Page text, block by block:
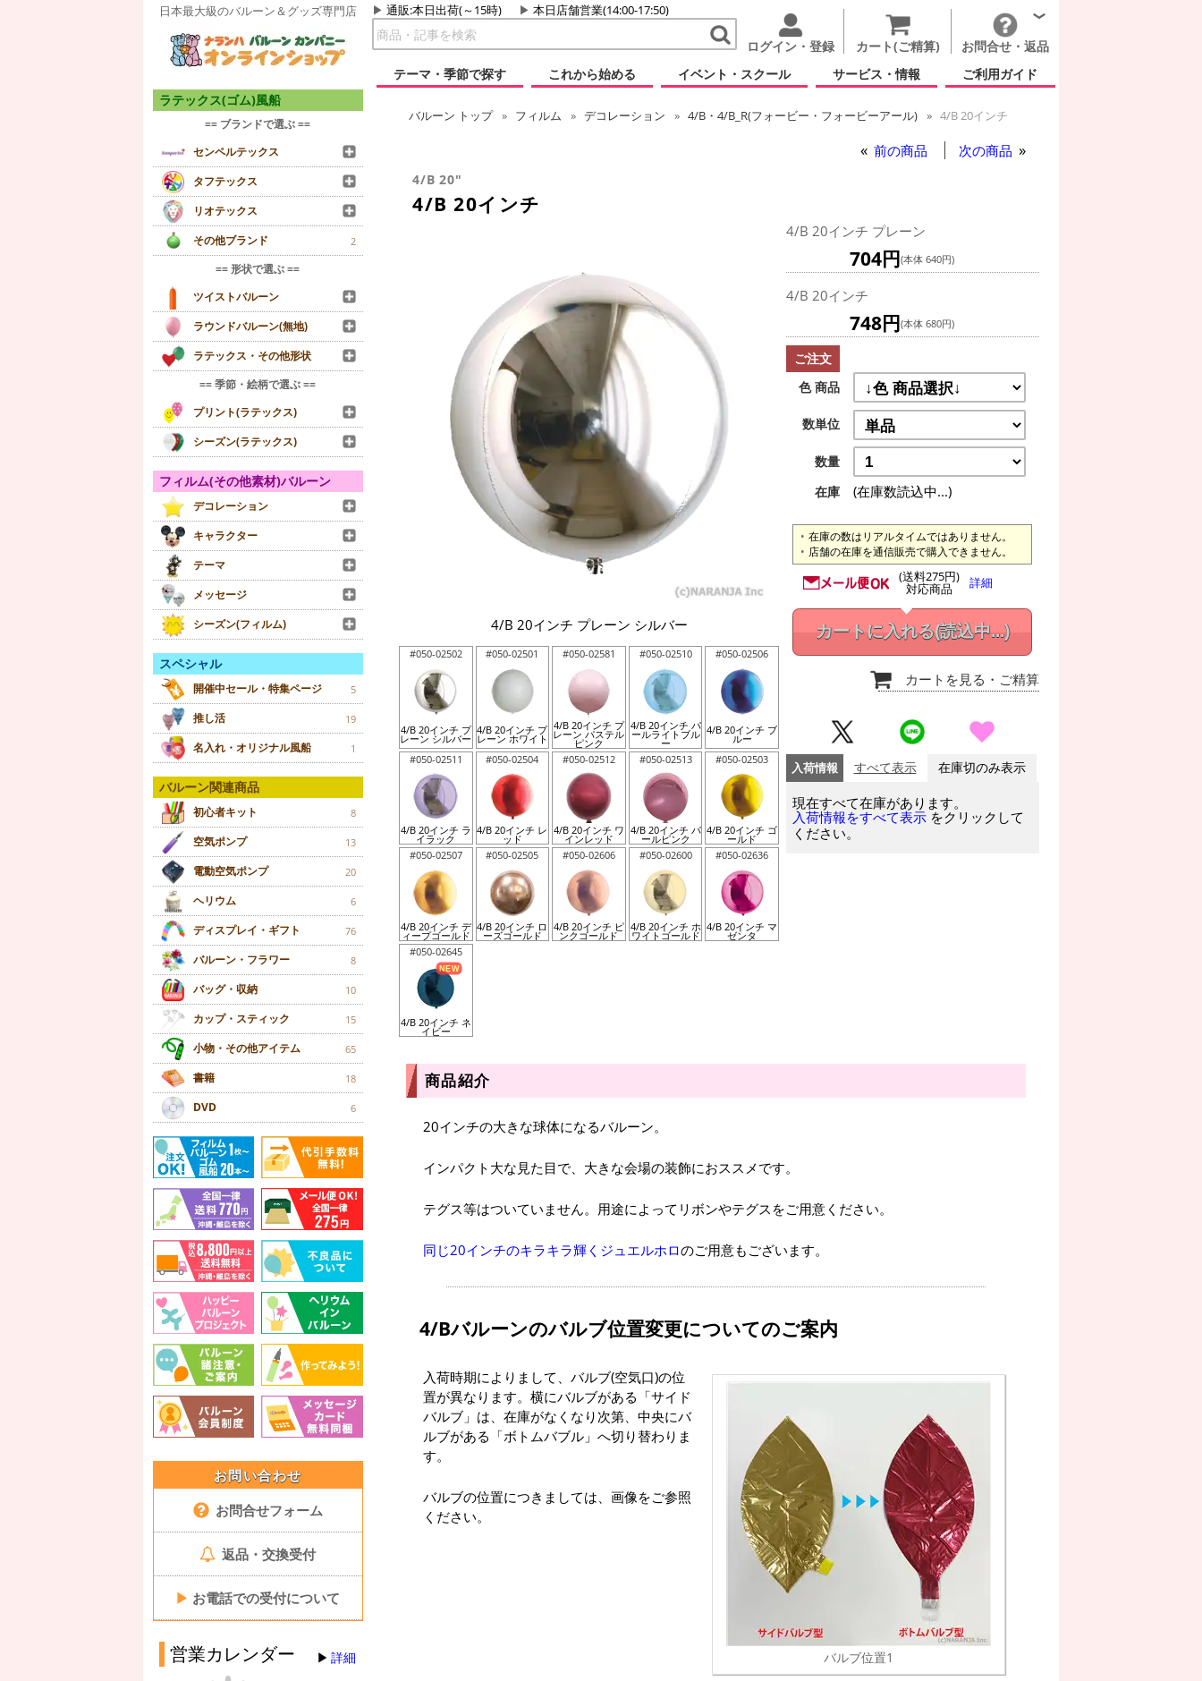
日本最大級のバルーン＆グッズ専門店 通販:本日出荷(～15時) 本日店舗営業(14:00-17:50)
ログイン・登録 カート(ご精算)
お問合せ・返品
テーマ・季節で探す
これから始める イベント・スクール サービス・情報 ご利用ガイド
ラテックス(ゴム)風船
== ブランドで選ぶ ==
センペルテックス
タフテックス
リオテックス
その他ブランド
2
== 形状で選ぶ ==
ツイストバルーン
ラウンドバルーン(無地)
ラテックス・その他形状
== 季節・絵柄で選ぶ ==
プリント(ラテックス)
シーズン(ラテックス)
フィルム(その他素材)バルーン
デコレーション
キャラクター
テーマ
メッセージ
シーズン(フィルム)
スペシャル
開催中セール・特集ページ 5
推し活 19
名入れ・オリジナル風船 1
バルーン関連商品
初心者キット 8
空気ポンプ 13
電動空気ポンプ 20
ヘリウム 6
ディスプレイ・ギフト 76
バルーン・フラワー 8
バッグ・収納 10
カップ・スティック 15
小物・その他アイテム 65
書籍 18
DVD 6
お問い合わせ
お問合せフォーム
返品・交換受付
▶ お電話での受付について
営業カレンダー 詳細
バルーン トップ フィルム デコレーション 4/B・4/B_R(フォービー・フォービーアール) 4/B 20インチ
前の商品 次の商品
4/B 20"
4/B 20インチ
4/B 20インチ プレーン シルバー
#050-02502
4/B 20インチ プ
レーン シルバー
#050-02501
4/B 20インチ プ
レーン ホワイト
#050-02581
4/B 20インチ プ
レーン パステル
ピンク
#050-02510
4/B 20インチ パ
ールライトブル
ー
#050-02506
4/B 20インチ ブ
ルー
#050-02511
4/B 20インチ ラ
イラック
#050-02504
4/B 20インチ レ
ッド
#050-02512
4/B 20インチ ワ
インレッド
#050-02513
4/B 20インチ パ
ールピンク
#050-02503
4/B 20インチ ゴ
ールド
#050-02507
4/B 20インチ デ
ィープゴールド
#050-02505
4/B 20インチ ロ
ーズゴールド
#050-02606
4/B 20インチ ピ
ンクゴールド
#050-02600
4/B 20インチ ホ
ワイトゴールド
#050-02636
4/B 20インチ マ
ゼンタ
#050-02645
4/B 20インチ ネ
イビー
4/B 20インチ プレーン
704円(本体 640円)
4/B 20インチ
748円(本体 680円)
ご注文
色 商品
数単位
数量
在庫
(在庫数読込中...)
在庫の数はリアルタイムではありません。
店舗の在庫を通信販売で購入できません。
(送料275円)
対応商品 詳細
カートに入れる(読込中...)
カートを見る ・ご精算
入荷情報 すべて表示 在庫切のみ表示
現在すべて在庫があります。
入荷情報をすべて表示 をクリックして
ください。
商品紹介
20インチの大きな球体になるバルーン。
インパクト大な見た目で、大きな会場の装飾におススメです。
テグス等はついていません。用途によってリボンやテグスをご用意ください。
同じ20インチのキラキラ輝くジュエルホロのご用意もございます。
4/Bバルーンのバルブ位置変更についてのご案内
バルブ位置1
入荷時期によりまして、バルブ(空気口)の位
置が異なります。横にバルブがある「サイド
バルブ」は、在庫がなくなり次第、中央にバ
ルブがある「ボトムバブル」へ切り替わりま
す。
バルブの位置につきましては、画像をご参照
ください。